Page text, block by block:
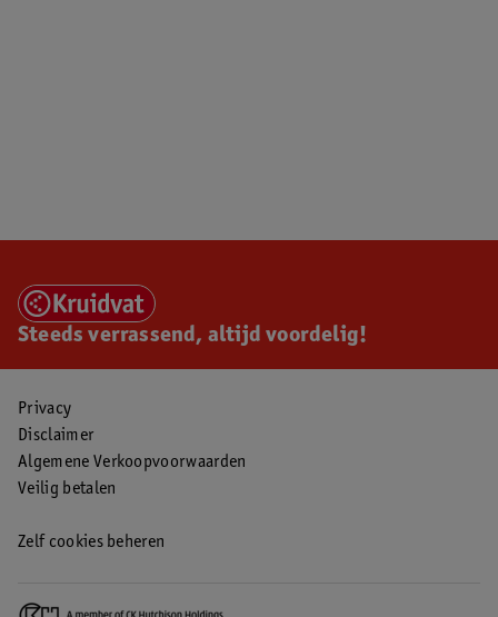
Steeds verrassend, altijd voordelig!
Privacy
Disclaimer
Algemene Verkoopvoorwaarden
Veilig betalen
Zelf cookies beheren